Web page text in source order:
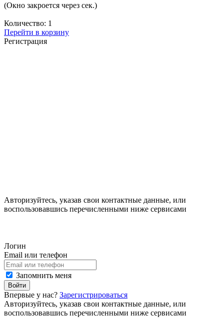
(Окно закроется через сек.)
Количество: 1
Перейти в корзину
Регистрация
Авторизуйтесь, указав свои контактные данные, или
воспользовавшись перечисленными ниже сервисами
Логин
Email или телефон
Запомнить меня
Войти
Впервые у нас? Зарегистрироваться
Авторизуйтесь, указав свои контактные данные, или
воспользовавшись перечисленными ниже сервисами